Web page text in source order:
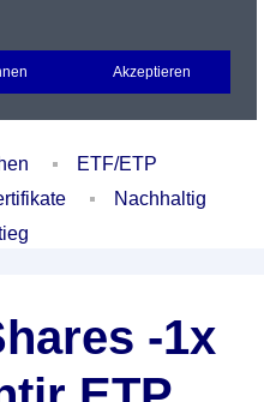
Portfolio Login
ETF/ETP
Nachhaltig
-1x
Akzeptieren